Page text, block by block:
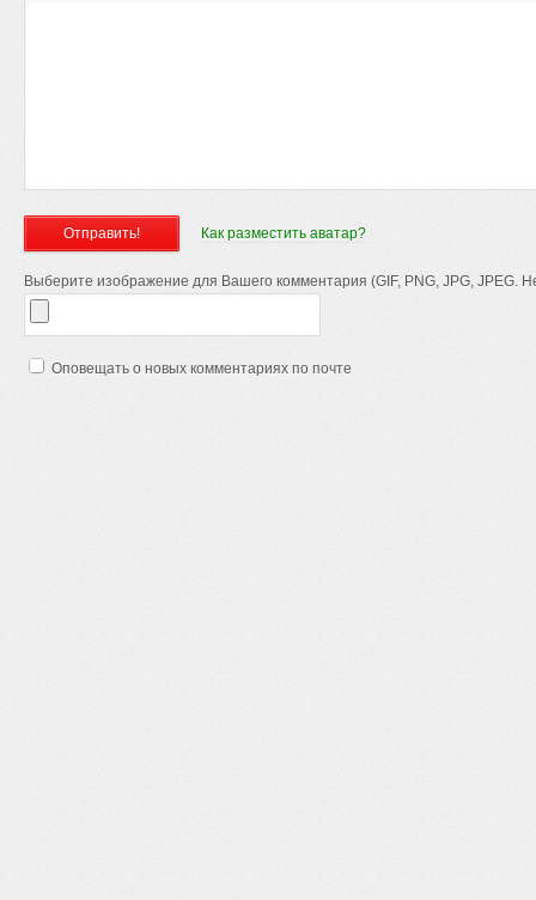
Как разместить аватар?
Выберите изображение для Вашего комментария (GIF, PNG, JPG, JPEG.
Оповещать о новых комментариях по почте